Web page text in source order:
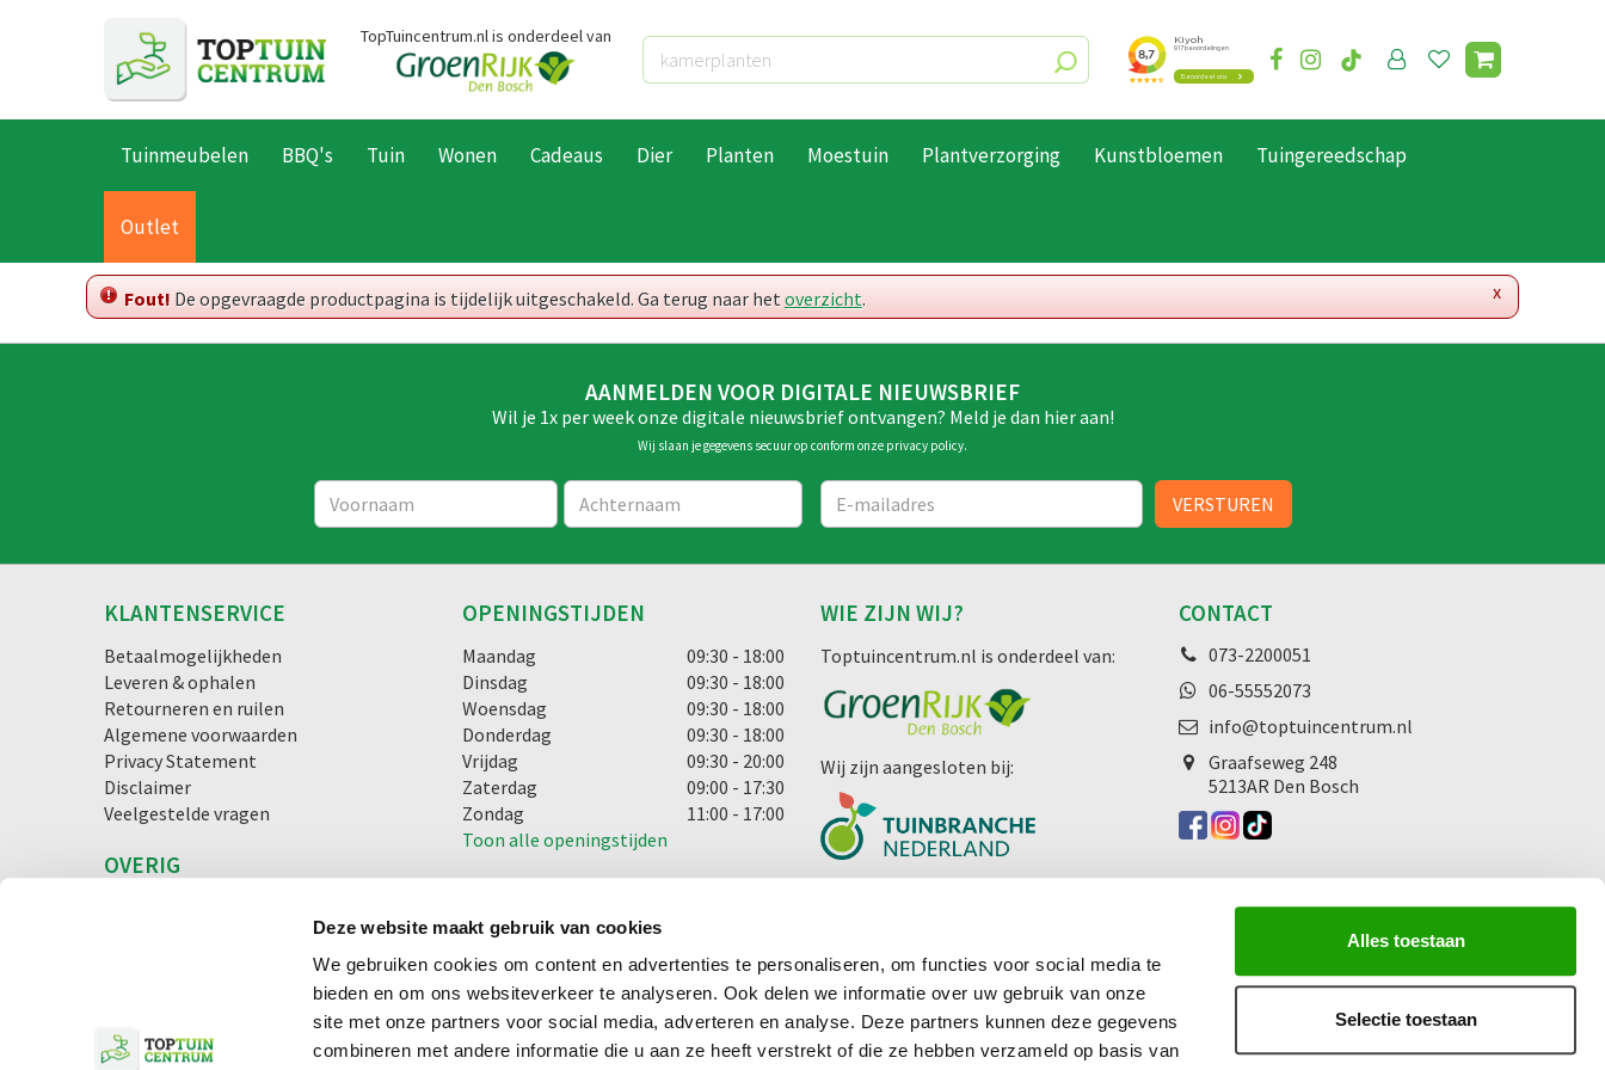
Deze website maakt gebruik van cookies
We gebruiken cookies om content en advertenties te personaliseren, om functies voor social media te
bieden en om ons websiteverkeer te analyseren. Ook delen we informatie over uw gebruik van onze
site met onze partners voor social media, adverteren en analyse. Deze partners kunnen deze gegevens
combineren met andere informatie die u aan ze heeft verstrekt of die ze hebben verzameld op basis van
Alles toestaan
Selectie toestaan
Home
TopTuincentrum.nl is onderdeel van
Tuinmeubelen BBQ's Tuin Wonen Cadeaus Dier Planten Moestuin Plantverzorging Kunstbloemen Tuingereedschap
Outlet
x
Fout! De opgevraagde productpagina is tijdelijk uitgeschakeld. Ga terug naar hetoverzicht.
AANMELDEN VOOR DIGITALE NIEUWSBRIEF
Wil je 1x per week onze digitale nieuwsbrief ontvangen? Meld je dan hier aan!
Wij slaan je gegevens secuur op conform onze privacy policy.
KLANTENSERVICE
Betaalmogelijkheden
Leveren & ophalen
Retourneren en ruilen
Algemene voorwaarden
Privacy Statement
Disclaimer
Veelgestelde vragen
OVERIG
OPENINGSTIJDEN
Maandag
09:30 - 18:00
Dinsdag
09:30 - 18:00
Woensdag
09:30 - 18:00
Donderdag
09:30 - 18:00
Vrijdag
09:30 - 20:00
Zaterdag
09:00 - 17:30
Zondag
11:00 - 17:00
Toon alle openingstijden
WIE ZIJN WIJ?
Toptuincentrum.nl is onderdeel van:
Wij zijn aangesloten bij:
CONTACT
073-2200051
06-55552073
info@toptuincentrum.nl
Graafseweg 248
5213AR Den Bosch
Green Solutions Tuincentrum Overzicht